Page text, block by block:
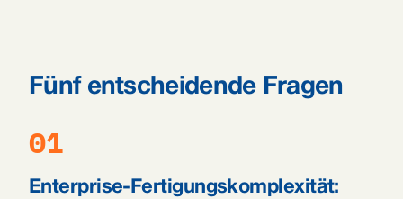
Fünf entscheidende Fragen
01
Enterprise-Fertigungskomplexität: